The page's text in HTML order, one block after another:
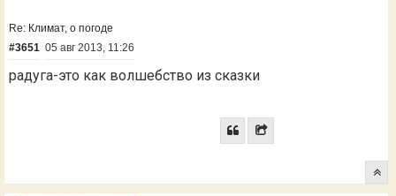
Re: Климат, о погоде
#3651 05 авг 2013, 11:26
радуга-это как волшебство из сказки